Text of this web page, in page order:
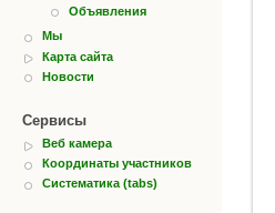
Объявления
Мы
Карта сайта
Новости
Сервисы
Веб камера
Координаты участников
Систематика (tabs)